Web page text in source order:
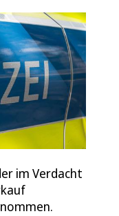
im Verdacht